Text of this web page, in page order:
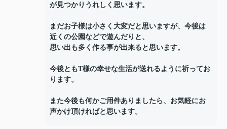
が見つかりうれしく思います。
まだお子様は小さく大変だと思いますが、今後は
近くの公園などで遊んだりと、
思い出も多く作る事が出来ると思います。
今後ともT様の幸せな生活が送れるように祈ってお
ります。
また今後も何かご用件ありましたら、お気軽にお
声かけ頂ければと思います。